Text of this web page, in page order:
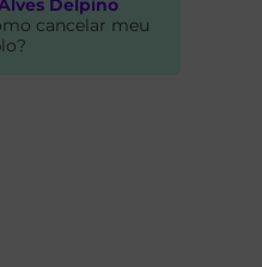
Delpino
cancelar meu